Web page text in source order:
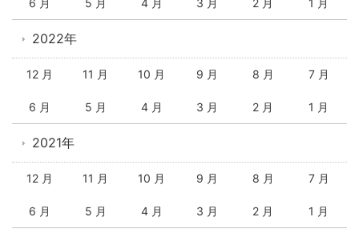
6 月 5 月 4 月 3 月 2 月 1 月
2022年
12 月 11 月 10 月 9 月 8 月 7 月
6 月 5 月 4 月 3 月 2 月 1 月
2021年
12 月 11 月 10 月 9 月 8 月 7 月
6 月 5 月 4 月 3 月 2 月 1 月